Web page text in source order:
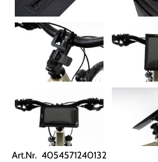
Art.Nr. 4054571240132